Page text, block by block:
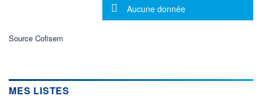
CAPITAL ÉCHANGÉ
0,00%
RENDEMENT
ESTIMÉ 2026
-
PER ESTIMÉ
Message d'information
Aucune donnée
Source Cofisem
MES LISTES